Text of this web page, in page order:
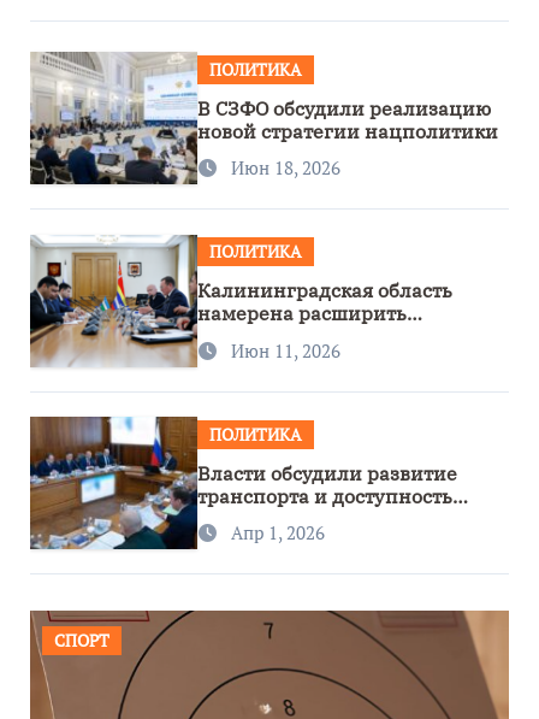
ПОЛИТИКА
В СЗФО обсудили реализацию
новой стратегии нацполитики
Июн 18, 2026
ПОЛИТИКА
Калининградская область
намерена расширить
сотрудничество с Узбекистаном
Июн 11, 2026
ПОЛИТИКА
Власти обсудили развитие
транспорта и доступность
региона
Апр 1, 2026
СПОРТ